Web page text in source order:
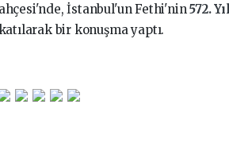
İstanbul'un Fethi'nin572. Yıl
bir konuşma yaptı.